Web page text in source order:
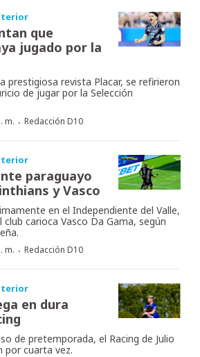
que
jugado por la
prestigiosa revista Placar, se refirieron
de jugar por la Selección
m. · Redacción D10
paraguayo
y Vasco
en el Independiente del Valle,
carioca Vasco Da Gama, según
m. · Redacción D10
en dura
de pretemporada, el Racing de Julio
por cuarta vez.